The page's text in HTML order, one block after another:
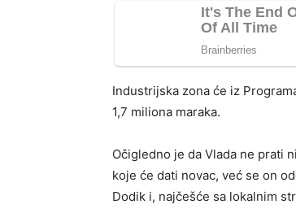
Industrijska zona će iz
1,7 miliona maraka.
Očigledno je da Vlada ne prati
koje će dati novac, već se on
Dodik i, najčešće sa lokalnim